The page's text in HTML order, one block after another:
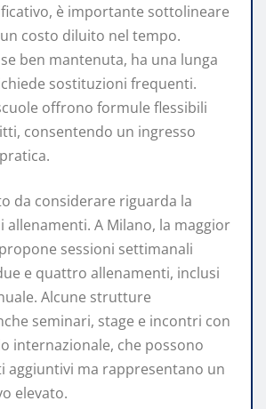
è importante sottolineare
costo diluito nel tempo.
ben mantenuta, ha una lunga
sostituzioni frequenti.
offrono formule flessibili
consentendo un ingresso
da considerare riguarda la
allenamenti. A Milano, la maggior
sessioni settimanali
e quattro allenamenti, inclusi
Alcune strutture
seminari, stage e incontri con
internazionale, che possono
aggiuntivi ma rappresentano un
elevato.